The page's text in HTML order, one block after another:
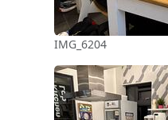
IMG_6204